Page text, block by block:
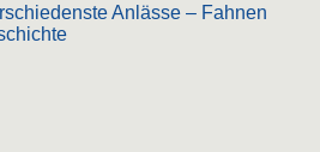
Anlässe – Fahnen